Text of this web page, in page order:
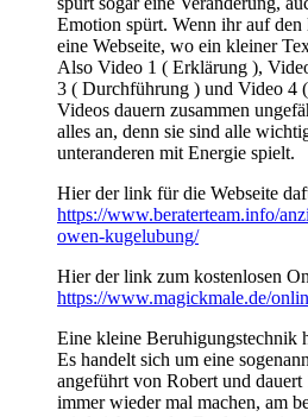
Emotion spürt. Wenn ihr auf
eine Webseite, wo ein kleiner
Also Video 1 ( Erklärung ),
3 ( Durchführung ) und Video 4
Videos dauern zusammen
alles an, denn sie sind alle
unteranderen mit Energie spielt.
Hier der link für die Webseite
https://www.beraterteam.info/
owen-kugelubung/
Hier der link zum kostenlosen
https://www.magickmale.de/
Eine kleine Beruhigungstechnik
Es handelt sich um eine
angeführt von Robert und
immer wieder mal machen, am